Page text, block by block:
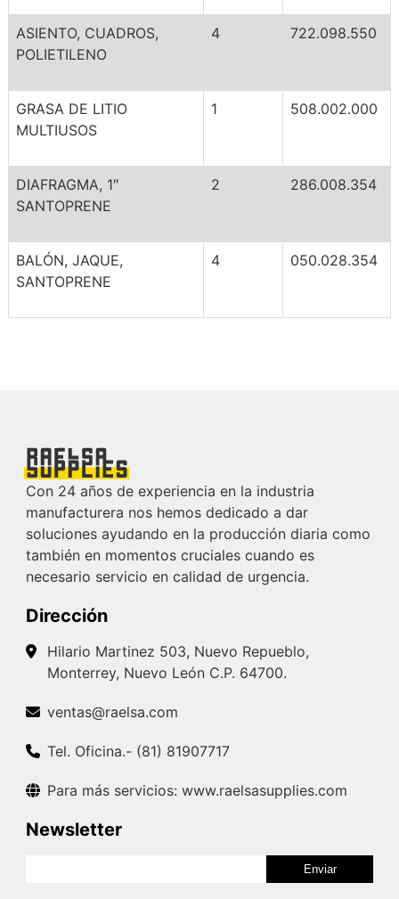
ASIENTO, CUADROS,
POLIETILENO
4 722.098.550
GRASA DE LITIO
MULTIUSOS
1 508.002.000
DIAFRAGMA, 1″
SANTOPRENE
2 286.008.354
BALÓN, JAQUE,
SANTOPRENE
4 050.028.354
Con 24 años de experiencia en la industria
manufacturera nos hemos dedicado a dar
soluciones ayudando en la producción diaria como
también en momentos cruciales cuando es
necesario servicio en calidad de urgencia.
Dirección
Hilario Martinez 503, Nuevo Repueblo,
Monterrey, Nuevo León C.P. 64700.
ventas@raelsa.com
Tel. Oficina.- (81) 81907717
Para más servicios: www.raelsasupplies.com
Newsletter